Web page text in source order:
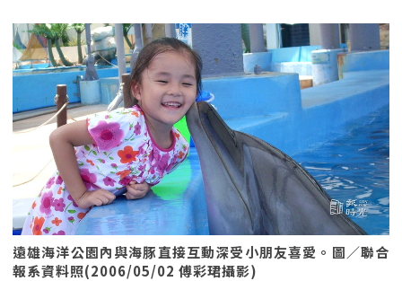
遠雄海洋公園內與海豚直接互動深受小朋友喜愛。圖／聯合
報系資料照(2006/05/02 傅彩珺攝影)